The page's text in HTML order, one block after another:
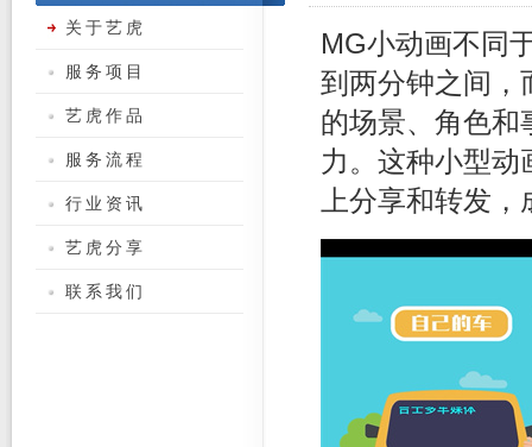
MG小动画不同
到两分钟之间，
的场景、角色和
力。这种小型动
上分享和转发
关于艺虎
服务项目
艺虎作品
服务流程
行业资讯
艺虎分享
联系我们